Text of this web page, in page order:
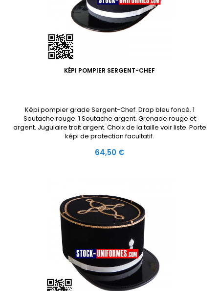
KÉPI POMPIER SERGENT-CHEF
Képi pompier grade Sergent-Chef. Drap bleu foncé. 1
Soutache rouge. 1 Soutache argent. Grenade rouge et
argent. Jugulaire trait argent. Choix de la taille voir liste. Porte
képi de protection facultatif.
Prix
64,50 €